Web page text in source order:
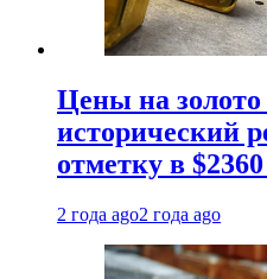
Цены на золото
исторический
отметку в
2 года ago2 года ago